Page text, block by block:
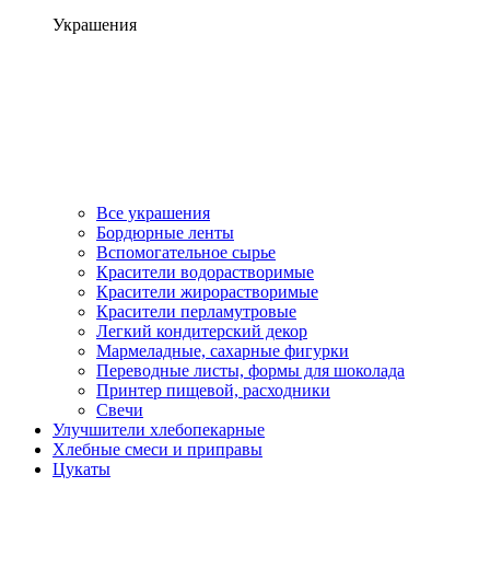
Украшения
Все украшения
Бордюрные ленты
Вспомогательное сырье
Красители водорастворимые
Красители жирорастворимые
Красители перламутровые
Легкий кондитерский декор
Мармеладные, сахарные фигурки
Переводные листы, формы для шоколада
Принтер пищевой, расходники
Свечи
Улучшители хлебопекарные
Хлебные смеси и приправы
Цукаты